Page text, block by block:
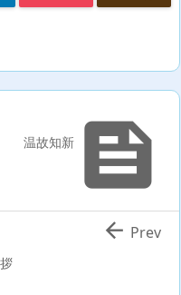

温故知新
 Prev